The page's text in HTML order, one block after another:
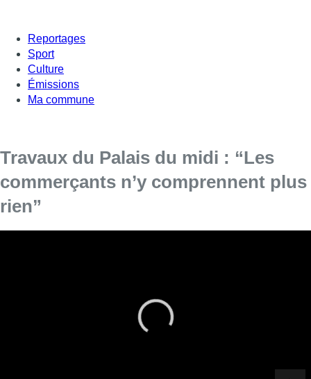
Reportages
Sport
Culture
Émissions
Ma commune
Travaux du Palais du midi : “Les
commerçants n’y comprennent plus
rien”
Il y a trois mois, l’annonce avait inquiété beaucoup de riverains.
En effet, le chantier du métro 3 pourrait entraîner le démontage
personnes qui côtoient l’avenue de Stalingrad et le boulevard